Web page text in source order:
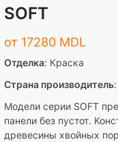
SOFT
от 17280 MDL
Отделка: Краска
Страна производитель
Модели серии SOFT
панели без пустот.
древесины хвойных